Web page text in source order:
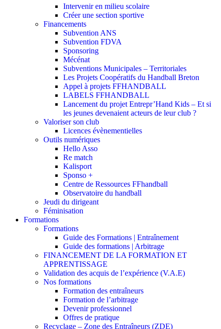
Intervenir en milieu scolaire
Créer une section sportive
Financements
Subvention ANS
Subvention FDVA
Sponsoring
Mécénat
Subventions Municipales – Territoriales
Les Projets Coopératifs du Handball Breton
Appel à projets FFHANDBALL
LABELS FFHANDBALL
Lancement du projet Entrepr’Hand Kids – Et si
les jeunes devenaient acteurs de leur club ?
Valoriser son club
Licences évènementielles
Outils numériques
Hello Asso
Re match
Kalisport
Sponso +
Centre de Ressources FFhandball
Observatoire du handball
Jeudi du dirigeant
Féminisation
Formations
Formations
Guide des Formations | Entraînement
Guide des formations | Arbitrage
FINANCEMENT DE LA FORMATION ET
APPRENTISSAGE
Validation des acquis de l’expérience (V.A.E)
Nos formations
Formation des entraîneurs
Formation de l’arbitrage
Devenir professionnel
Offres de pratique
Recyclage – Zone des Entraîneurs (ZDE)